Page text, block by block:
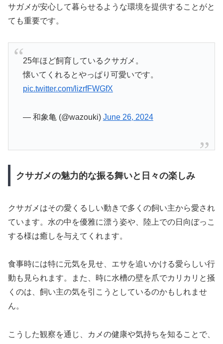
サガメが安心して暮らせるような環境を提供することがと
ても重要です。
25年ほど飼育しているクサガメ。
懐いてくれるとやっぱり可愛いです。
pic.twitter.com/lizrfFWGfX
— 和象亀 (@wazouki) June 26, 2024
クサガメの魅力的な振る舞いと日々の楽しみ
クサガメはその愛くるしい動きで多くの飼い主から愛され
ています。水の中を優雅に漂う姿や、陸上での日向ぼっこ
する様は癒しを与えてくれます。
食事時には特に元気を見せ、エサを追いかける愛らしい行
動も見られます。また、時に水槽の壁を爪でカリカリと掻
くのは、飼い主の気を引こうとしているのかもしれませ
ん。
こうした観察を通じ、カメの健康や気持ちを知ることで、